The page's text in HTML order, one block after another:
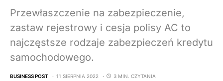
Przewłaszczenie na zabezpieczenie,
zastaw rejestrowy i cesja polisy AC to
najczęstsze rodzaje zabezpieczeń kredytu
samochodowego.
BUSINESS POST 11 SIERPNIA 2022 3 MIN. CZYTANIA